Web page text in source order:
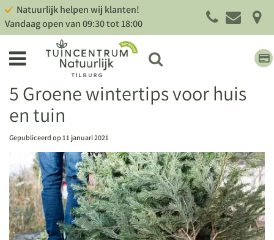
Natuurlijk helpen wij klanten!
Vandaag open van09:30tot18:00
5 Groene wintertips voor huis
en tuin
Gepubliceerd op 11 januari 2021